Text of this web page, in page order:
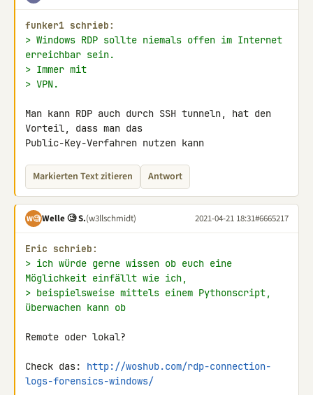
funker1 schrieb:
> Windows RDP sollte niemals offen im Internet
erreichbar sein.
> Immer mit
> VPN.
Man kann RDP auch durch SSH tunneln, hat den
Vorteil, dass man das
Public-Key-Verfahren nutzen kann
Markierten Text zitieren Antwort
W🧐Welle 🧐 S.(w3llschmidt) 2021-04-21 18:31#6665217
Eric schrieb:
> ich würde gerne wissen ob euch eine
Möglichkeit einfällt wie ich,
> beispielsweise mittels einem Pythonscript,
überwachen kann ob
Remote oder lokal?
Check das: http://woshub.com/rdp-connection-
logs-forensics-windows/